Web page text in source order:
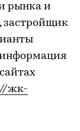
рынка и
застройщик
жк-